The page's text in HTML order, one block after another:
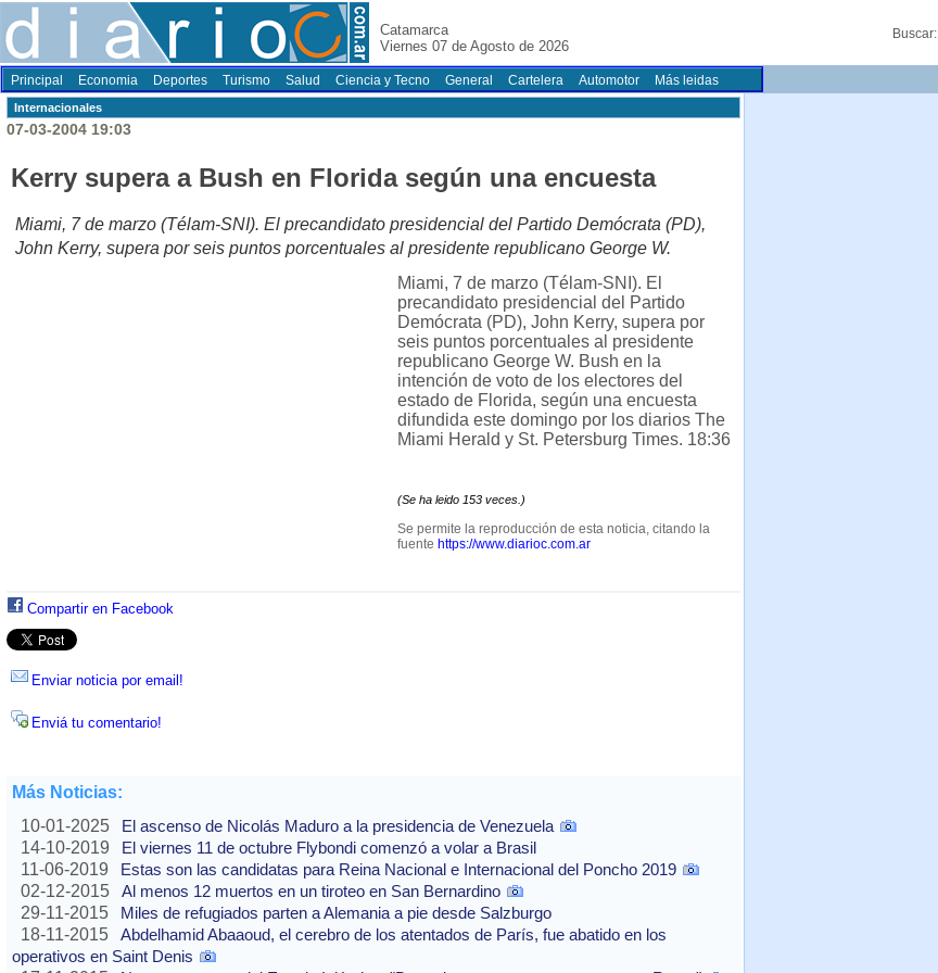
Catamarca
Viernes 07 de Agosto de 2026
Buscar:
Principal Economia Deportes Turismo Salud Ciencia y Tecno General Cartelera Automotor Más leidas
Internacionales
07-03-2004 19:03
Kerry supera a Bush en Florida según una encuesta
Miami, 7 de marzo (Télam-SNI). El precandidato presidencial del Partido Demócrata (PD),
John Kerry, supera por seis puntos porcentuales al presidente republicano George W.
Miami, 7 de marzo (Télam-SNI). El
precandidato presidencial del Partido
Demócrata (PD), John Kerry, supera por
seis puntos porcentuales al presidente
republicano George W. Bush en la
intención de voto de los electores del
estado de Florida, según una encuesta
difundida este domingo por los diarios The
Miami Herald y St. Petersburg Times. 18:36
(Se ha leido 153 veces.)
Se permite la reproducción de esta noticia, citando la
fuente https://www.diarioc.com.ar
Compartir en Facebook
Enviar noticia por email!
Enviá tu comentario!
Más Noticias:
10-01-2025
El ascenso de Nicolás Maduro a la presidencia de Venezuela
14-10-2019
El viernes 11 de octubre Flybondi comenzó a volar a Brasil
11-06-2019
Estas son las candidatas para Reina Nacional e Internacional del Poncho 2019
02-12-2015
Al menos 12 muertos en un tiroteo en San Bernardino
29-11-2015
Miles de refugiados parten a Alemania a pie desde Salzburgo
18-11-2015
Abdelhamid Abaaoud, el cerebro de los atentados de París, fue abatido en los
operativos en Saint Denis